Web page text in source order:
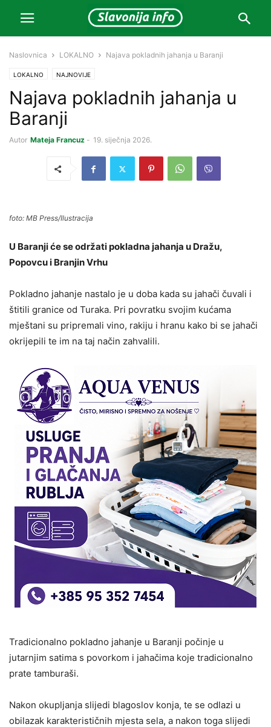
Naslovnica LOKALNO Najava pokladnih jahanja u Baranji
LOKALNO NAJNOVIJE
Najava pokladnih jahanja u
Baranji
Autor Mateja Francuz - 19. siječnja 2026.
foto: MB Press/Ilustracija
U Baranji će se održati pokladna jahanja u Dražu,
Popovcu i Branjin Vrhu
Pokladno jahanje nastalo je u doba kada su jahači čuvali i
štitili granice od Turaka. Pri povratku svojim kućama
mještani su pripremali vino, rakiju i hranu kako bi se jahači
okrijepili te im na taj način zahvalili.
Tradicionalno pokladno jahanje u Baranji počinje u
jutarnjim satima s povorkom i jahačima koje tradicionalno
prate tamburaši.
Nakon okupljanja slijedi blagoslov konja, te se odlazi u
obilazak karakterističnih mjesta sela, a nakon toga slijedi